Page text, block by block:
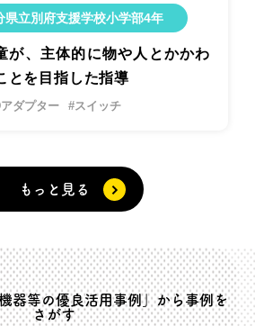
県立別府支援学校小学部4年
が、主体的に物や人とかかわ
とを目指した指導
ダプター #スイッチ
もっと見る
器等の優良活用事例」から事例を
さがす